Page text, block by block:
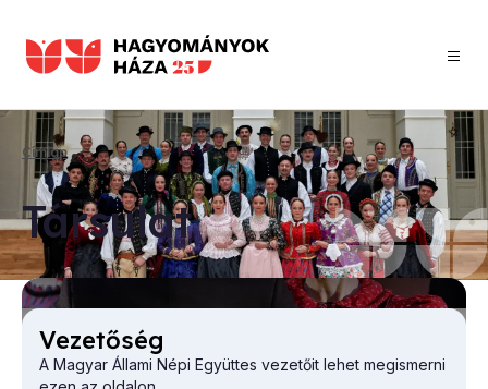
tartalomra
Morzsa
Címlap
Tár­su­lat
Ve­ze­tő­ség
A Magyar Állami Népi Együttes vezetőit lehet megismerni